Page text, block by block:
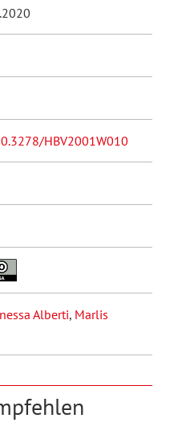
HBV2001W010
Alberti, Marlis